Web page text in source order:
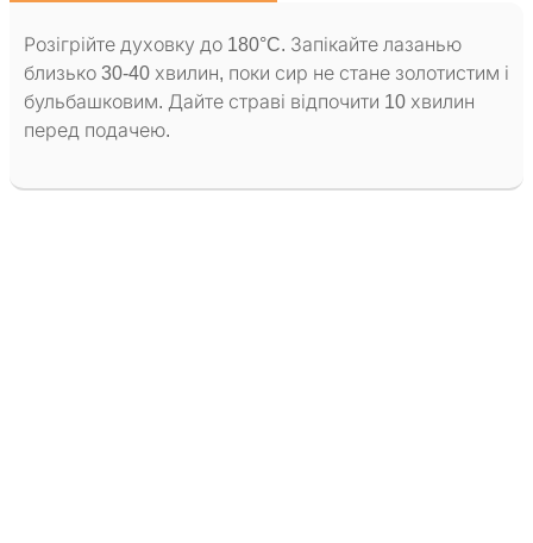
Розігрійте духовку до 180°C. Запікайте лазанью
близько 30-40 хвилин, поки сир не стане золотистим і
бульбашковим. Дайте страві відпочити 10 хвилин
перед подачею.